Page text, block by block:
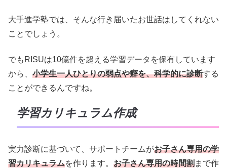
大手進学塾では、そんな行き届いたお世話はしてくれない
ことでしょう。
でもRISUは10億件を超える学習データを保有しています
から、 小学生一人ひとりの弱点や癖を、科学的に診断する
ことができるんですね。
学習カリキュラム作成
実力診断に基づいて、サポートチームがお子さん専用の学
習カリキュラムを作ります。 お子さん専用の時間割 まで作